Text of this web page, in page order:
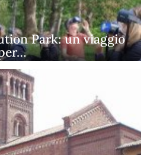
Park: un viaggio